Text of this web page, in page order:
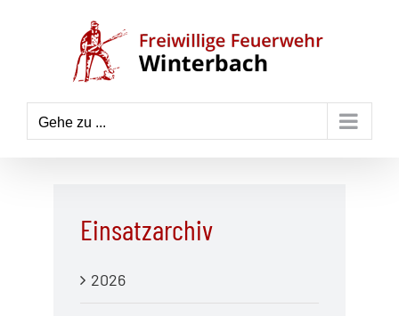
Gehe zu ...
Einsatzarchiv
2026